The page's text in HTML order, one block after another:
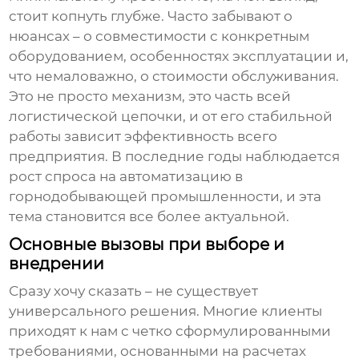
стоит копнуть глубже. Часто забывают о
нюансах – о совместимости с конкретным
оборудованием, особенностях эксплуатации и,
что немаловажно, о стоимости обслуживания.
Это не просто механизм, это часть всей
логистической цепочки, и от его стабильной
работы зависит эффективность всего
предприятия. В последние годы наблюдается
рост спроса на автоматизацию в
горнодобывающей промышленности, и эта
тема становится все более актуальной.
Основные вызовы при выборе и
внедрении
Сразу хочу сказать – не существует
универсального решения. Многие клиенты
приходят к нам с четко сформулированными
требованиями, основанными на расчетах